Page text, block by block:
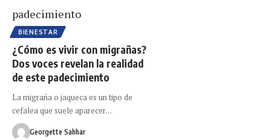
BIENESTAR
¿Cómo es vivir con migrañas?
Dos voces revelan la realidad
de este padecimiento
La migraña o jaqueca es un tipo de
cefalea que suele aparecer…
Georgette Sahhar